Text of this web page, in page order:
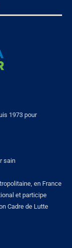
1973 pour
sain
en France
et participe
Cadre de Lutte